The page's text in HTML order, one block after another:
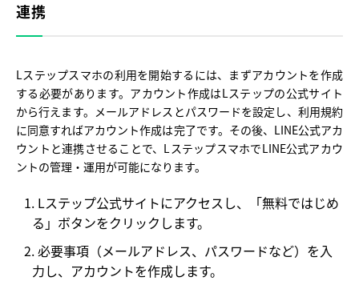
連携
Lステップスマホの利用を開始するには、まずアカウントを作成
する必要があります。アカウント作成はLステップの公式サイト
から行えます。メールアドレスとパスワードを設定し、利用規約
に同意すればアカウント作成は完了です。その後、LINE公式アカ
ウントと連携させることで、LステップスマホでLINE公式アカウ
ントの管理・運用が可能になります。
Lステップ公式サイトにアクセスし、「無料ではじめ
る」ボタンをクリックします。
必要事項（メールアドレス、パスワードなど）を入
力し、アカウントを作成します。